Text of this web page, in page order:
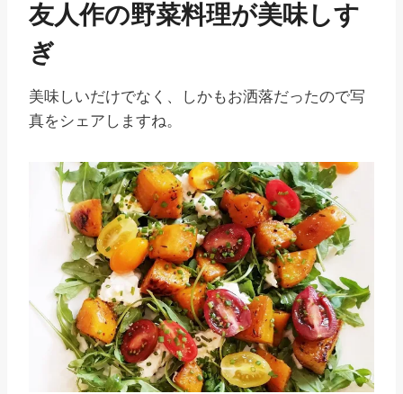
友人作の野菜料理が美味しす
ぎ
美味しいだけでなく、しかもお洒落だったので写
真をシェアしますね。